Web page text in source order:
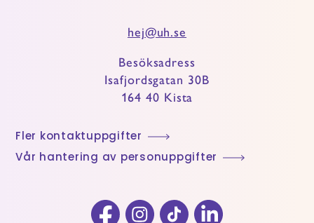
hej@uh.se
Besöksadress
Isafjordsgatan 30B
164 40 Kista
Fler kontaktuppgifter
Vår hantering av personuppgifter
FacebookInstagramTikTok LinkedIn